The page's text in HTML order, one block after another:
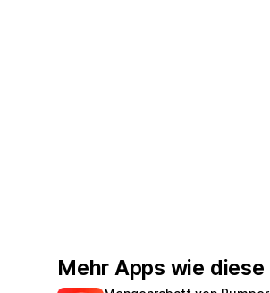
Mehr Apps wie diese